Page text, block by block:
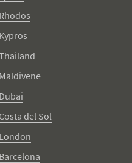
Rhodos
Kypros
Maldivene
Dubai
Costa del Sol
London
Barcelona